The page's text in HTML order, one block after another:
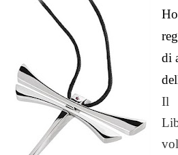
di
Il